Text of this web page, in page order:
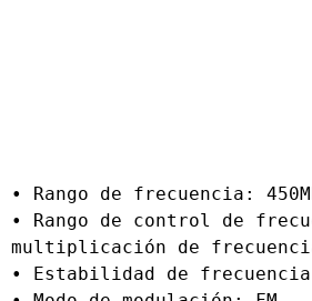
• Rango de frecuencia:
• Rango de control de
multiplicación de
• Estabilidad de